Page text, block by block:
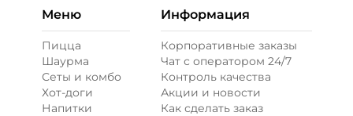
Меню
Пицца
Шаурма
Сеты и комбо
Хот-доги
Напитки
Информация
Корпоративные заказы
Чат с оператором 24/7
Контроль качества
Акции и новости
Как сделать заказ